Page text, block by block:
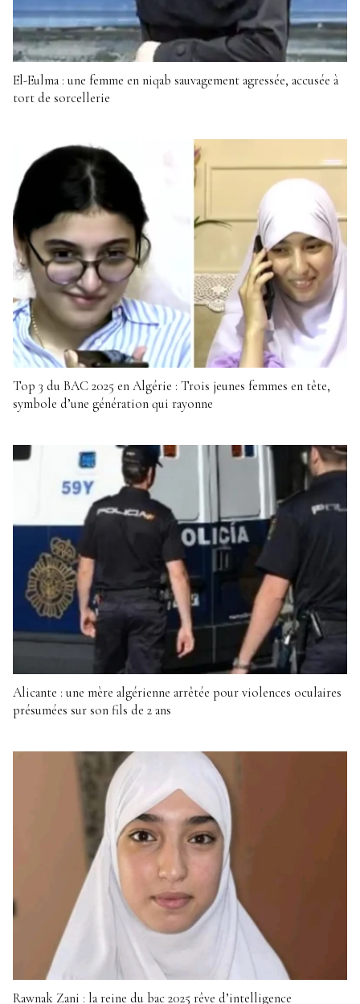
El-Eulma : une femme en niqab sauvagement agressée, accusée à
tort de sorcellerie
Top 3 du BAC 2025 en Algérie : Trois jeunes femmes en tête,
symbole d’une génération qui rayonne
Alicante : une mère algérienne arrêtée pour violences oculaires
présumées sur son fils de 2 ans
Rawnak Zani : la reine du bac 2025 rêve d’intelligence